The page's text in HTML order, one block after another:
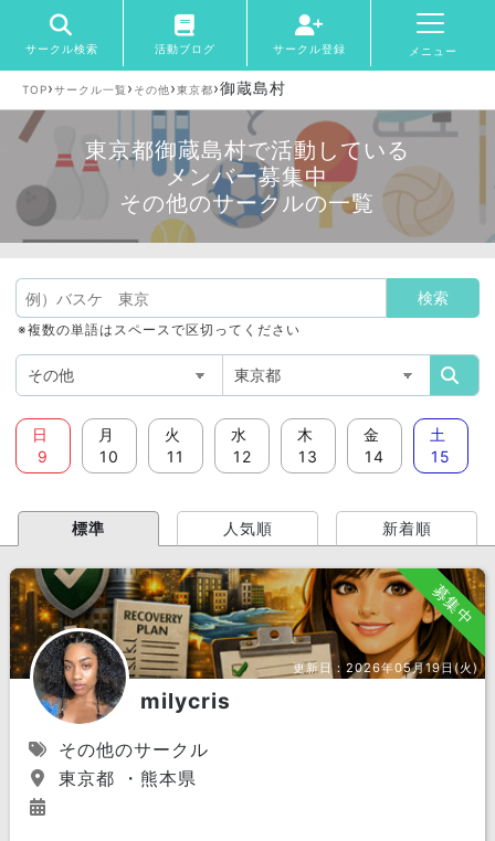
サークル検索 活動ブログ サークル登録 メニュー
TOP›サークル一覧 › その他›東京都›御蔵島村
東京都御蔵島村で活動している
メンバー募集中
その他のサークルの一覧
※複数の単語はスペースで区切ってください
日
9
月
10
火
11
水
12
木
13
金
14
土
15
標準 人気順 新着順
募集中
更新日：2026年05月19日(火)
milycris
その他のサークル
東京都 ・熊本県